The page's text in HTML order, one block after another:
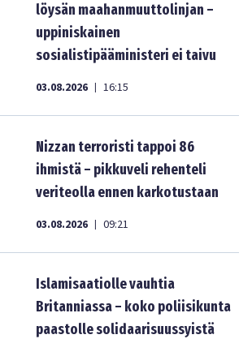
löysän maahanmuuttolinjan –
uppiniskainen
sosialistipääministeri ei taivu
03.08.2026 | 16:15
Nizzan terroristi tappoi 86
ihmistä – pikkuveli rehenteli
veriteolla ennen karkotustaan
03.08.2026 | 09:21
Islamisaatiolle vauhtia
Britanniassa – koko poliisikunta
paastolle solidaarisuussyistä